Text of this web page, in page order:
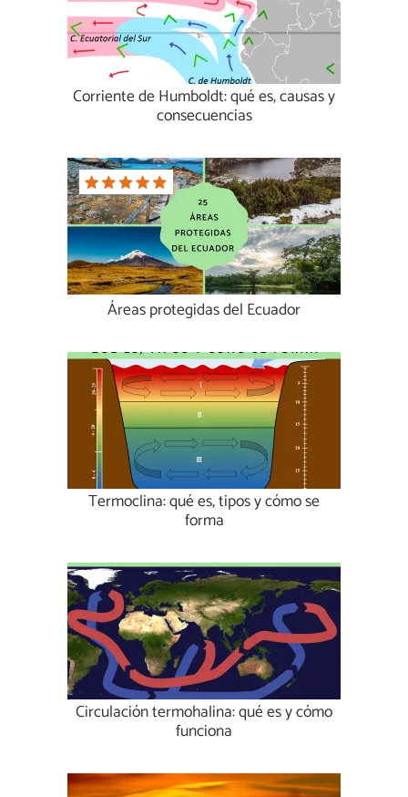
Corriente de Humboldt: qué es, causas y
consecuencias
Áreas protegidas del Ecuador
Termoclina: qué es, tipos y cómo se
forma
Circulación termohalina: qué es y cómo
funciona